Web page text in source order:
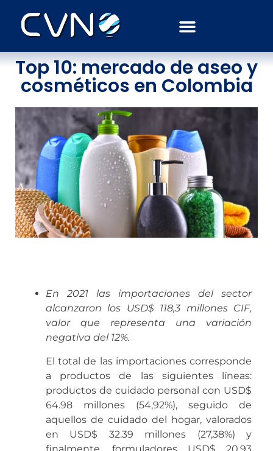
Septiembre 30, 2022
Top 10: mercado de aseo y
cosméticos en Colombia
En 2021 las importaciones del sector
alcanzaron los USD$ 118,3 millones CIF,
valor que representa una variación
negativa del 12%.
El total de las importaciones corresponde
a productos de las siguientes líneas:
productos de cuidado personal con USD$
64.98 millones (54,92%), seguido de
aquellos de cuidado del hogar, valorados
en USD$ 32.39 millones (27,38%) y
finalmente, formuladores USD$ 20.93